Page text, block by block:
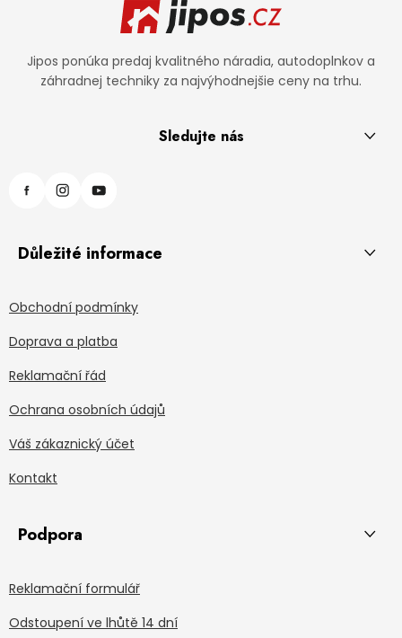
Jipos ponúka predaj kvalitného náradia, autodoplnkov a
záhradnej techniky za najvýhodnejšie ceny na trhu.
Sledujte nás
Důležité informace
Obchodní podmínky
Doprava a platba
Reklamační řád
Ochrana osobních údajů
Váš zákaznický účet
Kontakt
Podpora
Reklamační formulář
Odstoupení ve lhůtě 14 dní